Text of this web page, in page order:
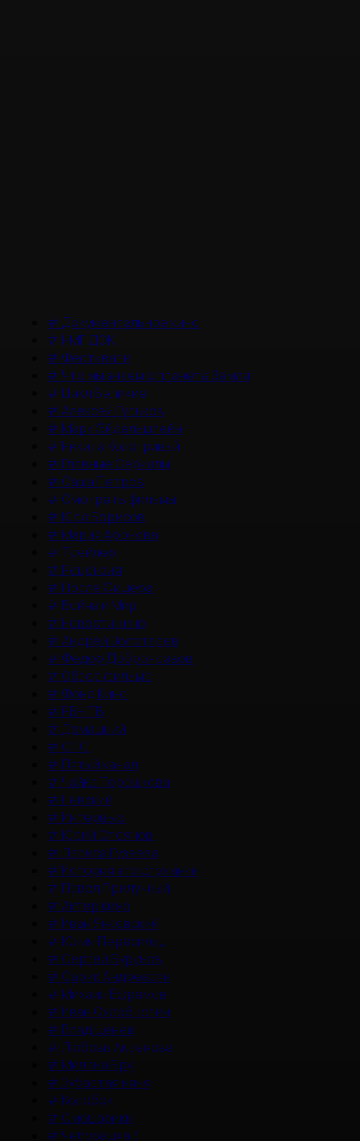
# Документальное кино
# НМГ ДОК
# Фестивали
# Что мы знаем о планете Земля
# Цикл Великие
#Алексей Гуськов
# Марк Эйдельштейн
# Никита Кологривый
# Главные Сериалы
# Саша Петров
# Смотреть фильмы
# Юра Борисов
# Мария Аронова
# Трейлер
# Рецензия
# После Фишера
# Война и Мир
# Новости кино
#Андрей Золотарев
# Федор Добронравов
# Обзор фильма
# Фонд Кино
# РЕН ТВ
# Домашний
# СТС
# Пятый канал
# Чайка Терешкова
# Невский
# Интервью
# Юрий Стоянов
#Лариса Гузеева
# История его служанки
# Павел Прилучный
#Актер кино
# Иван Янковский
# Юлия Пересильд
# Сергей Бурунов
# Сарик Андреасян
# Михаил Ефремов
# Иван Охлобыстин
# Влад Ценев
#Любовь Аксенова
# Милана Бру
#Зубастая няня
# Колобок
# Смешарики
# Чебурашка 3